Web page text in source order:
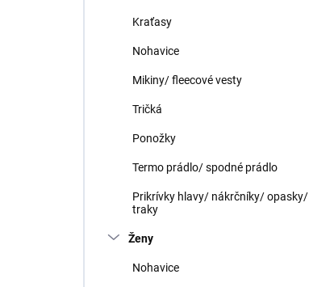
Kraťasy
Nohavice
Mikiny/ fleecové vesty
Tričká
Ponožky
Termo prádlo/ spodné prádlo
Prikrívky hlavy/ nákrčníky/ opasky/
traky
Ženy
Nohavice